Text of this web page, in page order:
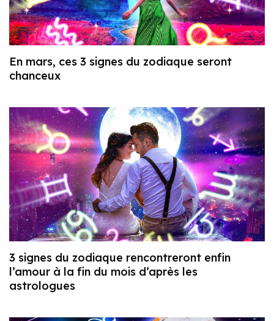
En mars, ces 3 signes du zodiaque seront
chanceux
3 signes du zodiaque rencontreront enfin
l’amour à la fin du mois d’après les
astrologues